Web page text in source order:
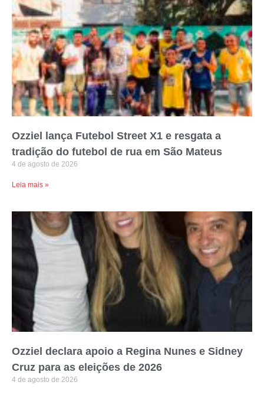
Ozziel lança Futebol Street X1 e resgata a
tradição do futebol de rua em São Mateus
4 de agosto de 2026
Leia mais »
Ozziel declara apoio a Regina Nunes e Sidney
Cruz para as eleições de 2026
4 de agosto de 2026